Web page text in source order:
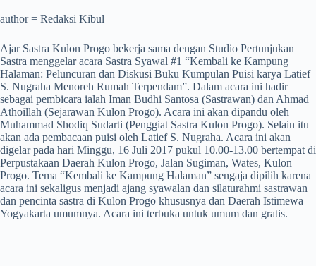
author = Redaksi Kibul
Ajar Sastra Kulon Progo bekerja sama dengan Studio Pertunjukan
Sastra menggelar acara Sastra Syawal #1 “Kembali ke Kampung
Halaman: Peluncuran dan Diskusi Buku Kumpulan Puisi karya Latief
S. Nugraha Menoreh Rumah Terpendam”. Dalam acara ini hadir
sebagai pembicara ialah Iman Budhi Santosa (Sastrawan) dan Ahmad
Athoillah (Sejarawan Kulon Progo). Acara ini akan dipandu oleh
Muhammad Shodiq Sudarti (Penggiat Sastra Kulon Progo). Selain itu
akan ada pembacaan puisi oleh Latief S. Nugraha. Acara ini akan
digelar pada hari Minggu, 16 Juli 2017 pukul 10.00-13.00 bertempat di
Perpustakaan Daerah Kulon Progo, Jalan Sugiman, Wates, Kulon
Progo. Tema “Kembali ke Kampung Halaman” sengaja dipilih karena
acara ini sekaligus menjadi ajang syawalan dan silaturahmi sastrawan
dan pencinta sastra di Kulon Progo khususnya dan Daerah Istimewa
Yogyakarta umumnya. Acara ini terbuka untuk umum dan gratis.